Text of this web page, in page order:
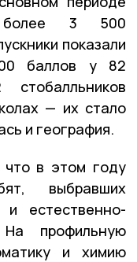
более 3 500
показали
баллов у 82
— их стало
и география.
что в этом году
выбравших
и естественно-
На профильную
и химию